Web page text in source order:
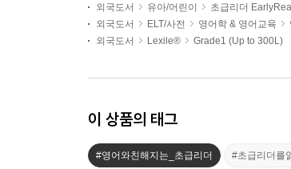
외국도서 유아/어린이 초급리더
외국도서
ELT/사전 영어학 & 영어교육
외국도서
Lexile® Grade1 (Up to 300L)
이 상품의 태그
#영어와친해지는_초급리더 #초급리더를